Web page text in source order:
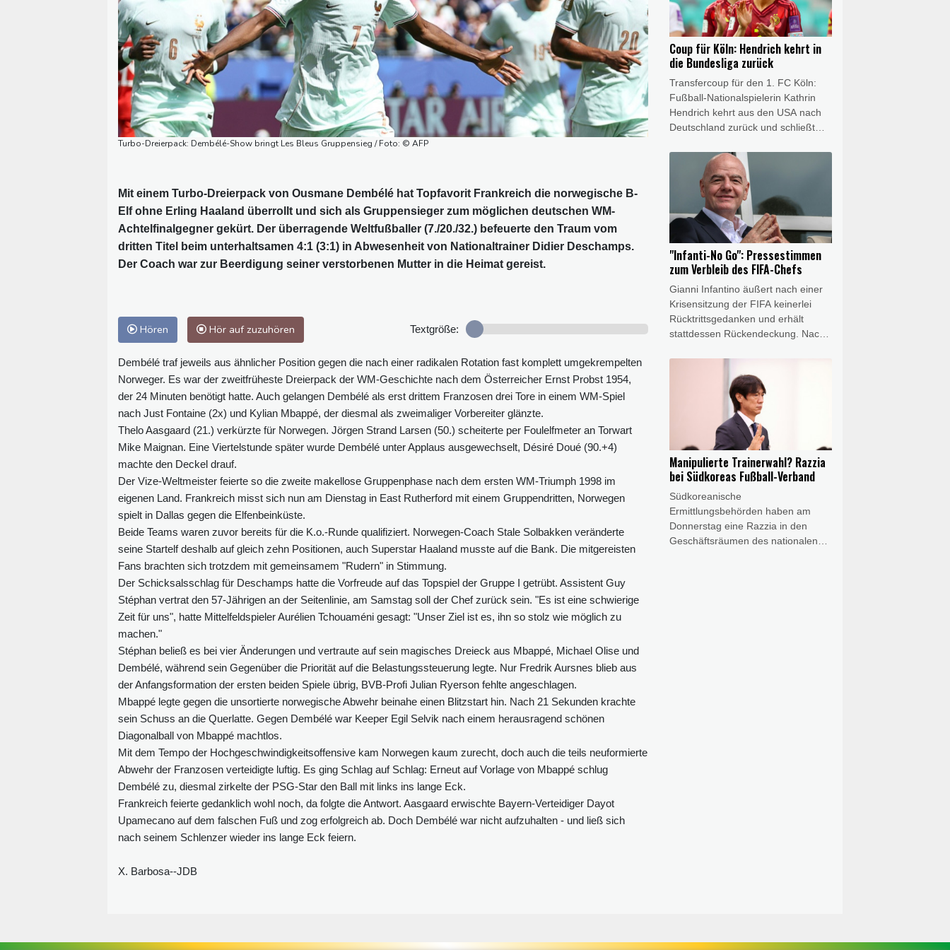
Turbo-Dreierpack: Dembélé-Show bringt Les Bleus Gruppensieg / Foto: © AFP
Mit einem Turbo-Dreierpack von Ousmane Dembélé hat Topfavorit Frankreich die norwegische B-
Elf ohne Erling Haaland überrollt und sich als Gruppensieger zum möglichen deutschen WM-
Achtelfinalgegner gekürt. Der überragende Weltfußballer (7./20./32.) befeuerte den Traum vom
dritten Titel beim unterhaltsamen 4:1 (3:1) in Abwesenheit von Nationaltrainer Didier Deschamps.
Der Coach war zur Beerdigung seiner verstorbenen Mutter in die Heimat gereist.
Hören Hör auf zuzuhören Textgröße:
Dembélé traf jeweils aus ähnlicher Position gegen die nach einer radikalen Rotation fast komplett umgekrempelten
Norweger. Es war der zweitfrüheste Dreierpack der WM-Geschichte nach dem Österreicher Ernst Probst 1954,
der 24 Minuten benötigt hatte. Auch gelangen Dembélé als erst drittem Franzosen drei Tore in einem WM-Spiel
nach Just Fontaine (2x) und Kylian Mbappé, der diesmal als zweimaliger Vorbereiter glänzte.
Thelo Aasgaard (21.) verkürzte für Norwegen. Jörgen Strand Larsen (50.) scheiterte per Foulelfmeter an Torwart
Mike Maignan. Eine Viertelstunde später wurde Dembélé unter Applaus ausgewechselt, Désiré Doué (90.+4)
machte den Deckel drauf.
Der Vize-Weltmeister feierte so die zweite makellose Gruppenphase nach dem ersten WM-Triumph 1998 im
eigenen Land. Frankreich misst sich nun am Dienstag in East Rutherford mit einem Gruppendritten, Norwegen
spielt in Dallas gegen die Elfenbeinküste.
Beide Teams waren zuvor bereits für die K.o.-Runde qualifiziert. Norwegen-Coach Stale Solbakken veränderte
seine Startelf deshalb auf gleich zehn Positionen, auch Superstar Haaland musste auf die Bank. Die mitgereisten
Fans brachten sich trotzdem mit gemeinsamem "Rudern" in Stimmung.
Der Schicksalsschlag für Deschamps hatte die Vorfreude auf das Topspiel der Gruppe I getrübt. Assistent Guy
Stéphan vertrat den 57-Jährigen an der Seitenlinie, am Samstag soll der Chef zurück sein. "Es ist eine schwierige
Zeit für uns", hatte Mittelfeldspieler Aurélien Tchouaméni gesagt: "Unser Ziel ist es, ihn so stolz wie möglich zu
machen."
Stéphan beließ es bei vier Änderungen und vertraute auf sein magisches Dreieck aus Mbappé, Michael Olise und
Dembélé, während sein Gegenüber die Priorität auf die Belastungssteuerung legte. Nur Fredrik Aursnes blieb aus
der Anfangsformation der ersten beiden Spiele übrig, BVB-Profi Julian Ryerson fehlte angeschlagen.
Mbappé legte gegen die unsortierte norwegische Abwehr beinahe einen Blitzstart hin. Nach 21 Sekunden krachte
sein Schuss an die Querlatte. Gegen Dembélé war Keeper Egil Selvik nach einem herausragend schönen
Diagonalball von Mbappé machtlos.
Mit dem Tempo der Hochgeschwindigkeitsoffensive kam Norwegen kaum zurecht, doch auch die teils neuformierte
Abwehr der Franzosen verteidigte luftig. Es ging Schlag auf Schlag: Erneut auf Vorlage von Mbappé schlug
Dembélé zu, diesmal zirkelte der PSG-Star den Ball mit links ins lange Eck.
Frankreich feierte gedanklich wohl noch, da folgte die Antwort. Aasgaard erwischte Bayern-Verteidiger Dayot
Upamecano auf dem falschen Fuß und zog erfolgreich ab. Doch Dembélé war nicht aufzuhalten - und ließ sich
nach seinem Schlenzer wieder ins lange Eck feiern.
X. Barbosa--JDB
von 125 Millionen Euro, die mit
Bonuszahlungen sogar auf 140
Millionen Euro ansteigen könnte.
Coup für Köln: Hendrich kehrt in
die Bundesliga zurück
Transfercoup für den 1. FC Köln:
Fußball-Nationalspielerin Kathrin
Hendrich kehrt aus den USA nach
Deutschland zurück und schließt
Domstadt an. Wie die Kölnerinnen
am Donnerstag mitteilten,
unterschrieb die 34 Jahre alte
Innenverteidigerin einen Vertrag bis
Sommer 2028. Zuletzt hatte
Hendrich für die Chicago Stars in
der NWSL gespielt.
"Infanti-No Go": Pressestimmen
zum Verbleib des FIFA-Chefs
Gianni Infantino äußert nach einer
Krisensitzung der FIFA keinerlei
Rücktrittsgedanken und erhält
stattdessen Rückendeckung. Nach
Präsident des Fußball-
Weltverbandes zum Gegenangriff
auf seine Kritiker aus. Die
internationalen Pressestimmen im
Manipulierte Trainerwahl? Razzia
bei Südkoreas Fußball-Verband
Südkoreanische
Ermittlungsbehörden haben am
Donnerstag eine Razzia in den
Geschäftsräumen des nationalen